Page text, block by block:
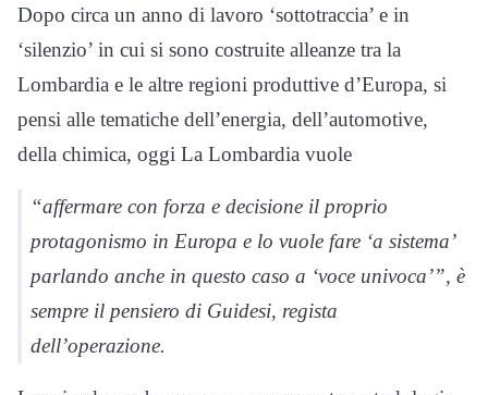
Dopo circa un anno di lavoro ‘sottotraccia’ e in
‘silenzio’ in cui si sono costruite alleanze tra la
Lombardia e le altre regioni produttive d’Europa, si
pensi alle tematiche dell’energia, dell’automotive,
della chimica, oggi La Lombardia vuole
“affermare con forza e decisione il proprio
protagonismo in Europa e lo vuole fare ‘a sistema’
parlando anche in questo caso a ‘voce univoca’”, è
sempre il pensiero di Guidesi, regista
dell’operazione.